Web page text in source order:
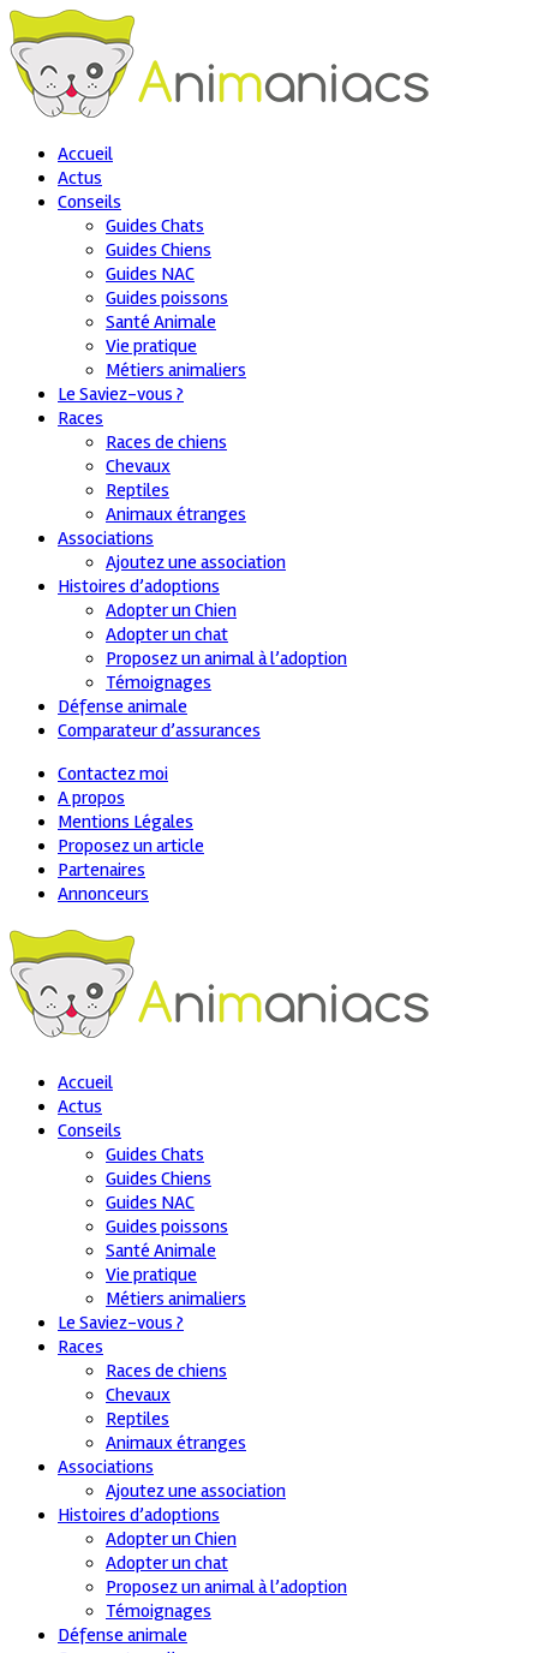
Accueil
Actus
Conseils
Guides Chats
Guides Chiens
Guides NAC
Guides poissons
Santé Animale
Vie pratique
Métiers animaliers
Le Saviez-vous ?
Races
Races de chiens
Chevaux
Reptiles
Animaux étranges
Associations
Ajoutez une association
Histoires d’adoptions
Adopter un Chien
Adopter un chat
Proposez un animal à l’adoption
Témoignages
Défense animale
Comparateur d’assurances
Contactez moi
A propos
Mentions Légales
Proposez un article
Partenaires
Annonceurs
Accueil
Actus
Conseils
Guides Chats
Guides Chiens
Guides NAC
Guides poissons
Santé Animale
Vie pratique
Métiers animaliers
Le Saviez-vous ?
Races
Races de chiens
Chevaux
Reptiles
Animaux étranges
Associations
Ajoutez une association
Histoires d’adoptions
Adopter un Chien
Adopter un chat
Proposez un animal à l’adoption
Témoignages
Défense animale